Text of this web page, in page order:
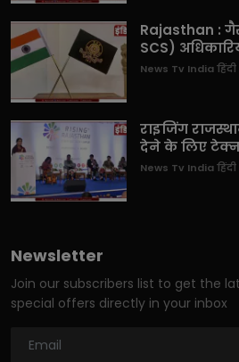
Rajasthan :
SCS)
News Tv India हिंदी
राइजिंग
देने के लिए
News Tv India हिंदी
Newsletter
Join our subscribers list to get the
special offers directly in your inbox